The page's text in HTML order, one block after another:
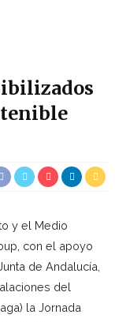
y el Medio
con el apoyo
de Andalucía,
del
la Jornada